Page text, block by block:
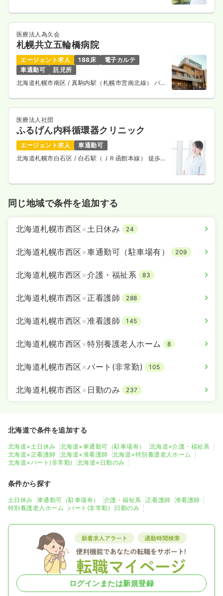
医療法人為久会
札幌共立五輪橋病院
エージェント求人 188床
電子カルテ
車通勤可
託児所
北海道札幌市南区/ 真駒内駅（札幌市営南北線） バス
医療法人社団
ふるげん内科循環器クリニック
エージェント求人
車通勤可
北海道札幌市白石区 / 白石駅（ＪＲ函館本線） 徒歩
同じ地域で条件を追加する
北海道札幌市西区 ×土日休み 24
北海道札幌市西区 ×車通勤可（駐車場有） 209
北海道札幌市西区 ×介護・福祉系 83
北海道札幌市西区 ×正看護師 288
北海道札幌市西区 ×准看護師 145
北海道札幌市西区 ×特別養護老人ホーム 8
北海道札幌市西区 ×パート(非常勤) 105
北海道札幌市西区 × 日勤のみ 237
北海道で条件を追加する
北海道×土日休み 北海道×車通勤可（駐車場有）
北海道×介護・福祉系
北海道×正看護師
北海道×准看護師
北海道×特別養護老人ホーム
北海道×パート(非常勤)
北海道×日勤のみ
条件から探す
土日休み 車通勤可（駐車場有） 介護・福祉系 正看護師
准看護師
特別養護老人ホーム
パート(非常勤) 日勤のみ
ログインまたは新規登録